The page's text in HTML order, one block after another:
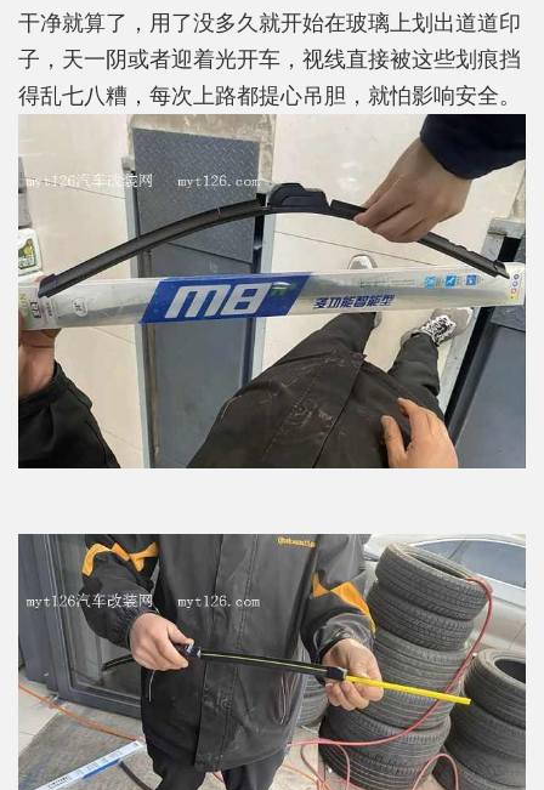
干净就算了，用了没多久就开始在玻璃上划出道道印
子，天一阴或者迎着光开车，视线直接被这些划痕挡
得乱七八糟，每次上路都提心吊胆，就怕影响安全。